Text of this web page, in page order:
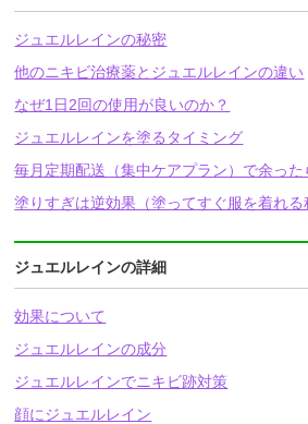
ジュエルレインの秘密
他のニキビ治療薬とジュエルレインの違い
なぜ1日2回の使用が良いのか？
ジュエルレインを塗るタイミング
毎月定期配送（集中ケアプラン）で余った
塗りすぎは逆効果（塗ってすぐ服を着れる
ジュエルレインの詳細
効果について
ジュエルレインの成分
ジュエルレインでニキビ跡対策
顔にジュエルレイン